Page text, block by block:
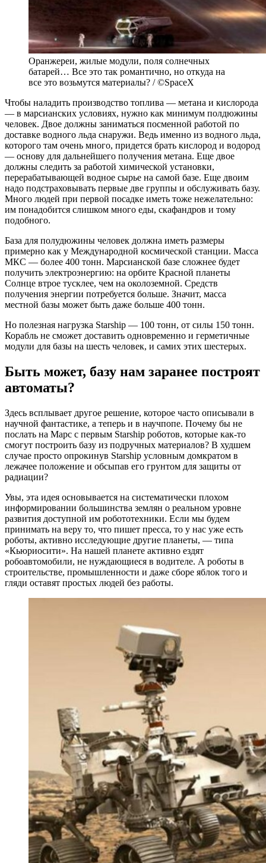
Оранжереи, жилые модули, поля солнечных
батарей… Все это так романтично, но откуда на
все это возьмутся материалы? / ©SpaceX
Чтобы наладить производство топлива — метана и кислорода
— в марсианских условиях, нужно как минимум полдюжины
человек. Двое должны заниматься посменной работой по
доставке водного льда снаружи. Ведь именно из водного льда,
которого там очень много, придется брать кислород и водород
— основу для дальнейшего получения метана. Еще двое
должны следить за работой химической установки,
перерабатывающей водное сырье на самой базе. Еще двоим
надо подстраховывать первые две группы и обслуживать базу.
Много людей при первой посадке иметь тоже нежелательно:
им понадобится слишком много еды, скафандров и тому
подобного.
База для полудюжины человек должна иметь размеры
примерно как у Международной космической станции. Масса
МКС — более 400 тонн. Марсианской базе сложнее будет
получить электроэнергию: на орбите Красной планеты
Солнце втрое тусклее, чем на околоземной. Средств
получения энергии потребуется больше. Значит, масса
местной базы может быть даже больше 400 тонн.
Но полезная нагрузка Starship — 100 тонн, от силы 150 тонн.
Корабль не сможет доставить одновременно и герметичные
модули для базы на шесть человек, и самих этих шестерых.
Быть может, базу нам заранее построят
автоматы?
Здесь всплывает другое решение, которое часто описывали в
научной фантастике, а теперь и в научпопе. Почему бы не
послать на Марс с первым Starship роботов, которые как-то
смогут построить базу из подручных материалов? В худшем
случае просто опрокинув Starship условным домкратом в
лежачее положение и обсыпав его грунтом для защиты от
радиации?
Увы, эта идея основывается на систематически плохом
информировании большинства землян о реальном уровне
развития доступной им робототехники. Если мы будем
принимать на веру то, что пишет пресса, то у нас уже есть
роботы, активно исследующие другие планеты, — типа
«Кьюриосити». На нашей планете активно ездят
робоавтомобили, не нуждающиеся в водителе. А роботы в
строительстве, промышленности и даже сборе яблок того и
гляди оставят простых людей без работы.